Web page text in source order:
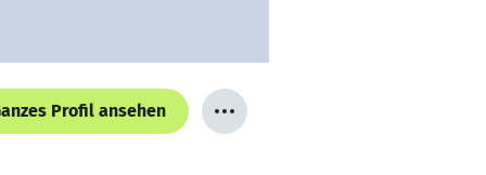
Profil ansehen